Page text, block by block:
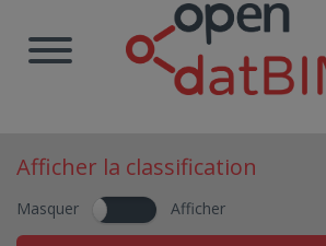
Afficher la classification
Masquer Afficher